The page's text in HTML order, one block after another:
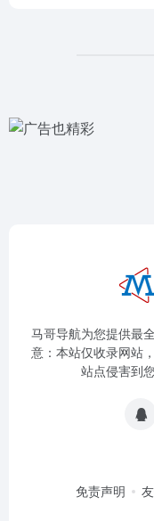
马哥导航为您提供最
意：本站仅收录网站
站点侵害到
免责声明